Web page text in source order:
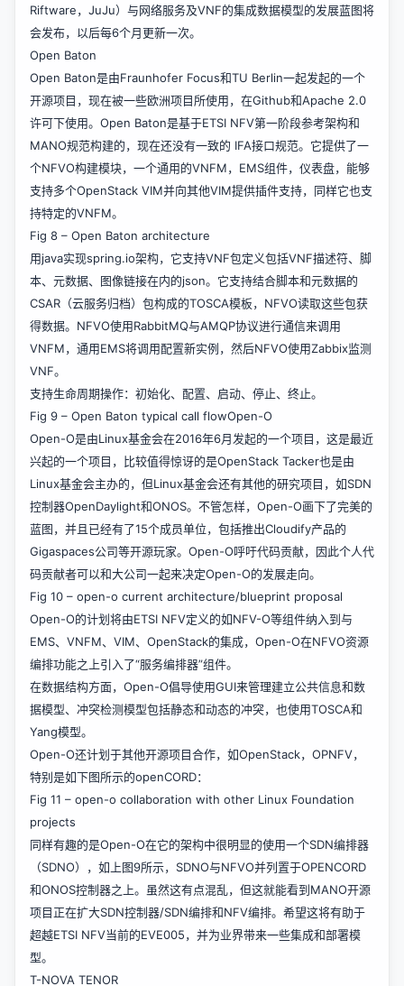
Riftware，JuJu）与网络服务及VNF的集成数据模型的发展蓝图将
会发布，以后每6个月更新一次。
Open Baton
Open Baton是由Fraunhofer Focus和TU Berlin一起发起的一个
开源项目，现在被一些欧洲项目所使用，在Github和Apache 2.0
许可下使用。Open Baton是基于ETSI NFV第一阶段参考架构和
MANO规范构建的，现在还没有一致的 IFA接口规范。它提供了一
个NFVO构建模块，一个通用的VNFM，EMS组件，仪表盘，能够
支持多个OpenStack VIM并向其他VIM提供插件支持，同样它也支
持特定的VNFM。
Fig 8 – Open Baton architecture
用java实现spring.io架构，它支持VNF包定义包括VNF描述符、脚
本、元数据、图像链接在内的json。它支持结合脚本和元数据的
CSAR（云服务归档）包构成的TOSCA模板，NFVO读取这些包获
得数据。NFVO使用RabbitMQ与AMQP协议进行通信来调用
VNFM，通用EMS将调用配置新实例，然后NFVO使用Zabbix监测
VNF。
支持生命周期操作：初始化、配置、启动、停止、终止。
Fig 9 – Open Baton typical call flowOpen-O
Open-O是由Linux基金会在2016年6月发起的一个项目，这是最近
兴起的一个项目，比较值得惊讶的是OpenStack Tacker也是由
Linux基金会主办的，但Linux基金会还有其他的研究项目，如SDN
控制器OpenDaylight和ONOS。不管怎样，Open-O画下了完美的
蓝图，并且已经有了15个成员单位，包括推出Cloudify产品的
Gigaspaces公司等开源玩家。Open-O呼吁代码贡献，因此个人代
码贡献者可以和大公司一起来决定Open-O的发展走向。
Fig 10 – open-o current architecture/blueprint proposal
Open-O的计划将由ETSI NFV定义的如NFV-O等组件纳入到与
EMS、VNFM、VIM、OpenStack的集成，Open-O在NFVO资源
编排功能之上引入了“服务编排器”组件。
在数据结构方面，Open-O倡导使用GUI来管理建立公共信息和数
据模型、冲突检测模型包括静态和动态的冲突，也使用TOSCA和
Yang模型。
Open-O还计划于其他开源项目合作，如OpenStack，OPNFV，
特别是如下图所示的openCORD：
Fig 11 – open-o collaboration with other Linux Foundation
projects
同样有趣的是Open-O在它的架构中很明显的使用一个SDN编排器
（SDNO），如上图9所示，SDNO与NFVO并列置于OPENCORD
和ONOS控制器之上。虽然这有点混乱，但这就能看到MANO开源
项目正在扩大SDN控制器/SDN编排和NFV编排。希望这将有助于
超越ETSI NFV当前的EVE005，并为业界带来一些集成和部署模
型。
T-NOVA TENOR